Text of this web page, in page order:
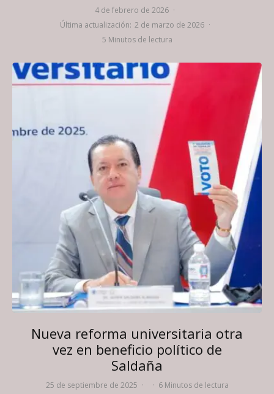
4 de febrero de 2026 ·
Última actualización: 2 de marzo de 2026 ·
5 Minutos de lectura
Nueva reforma universitaria otra
vez en beneficio político de
Saldaña
25 de septiembre de 2025 · · 6 Minutos de lectura